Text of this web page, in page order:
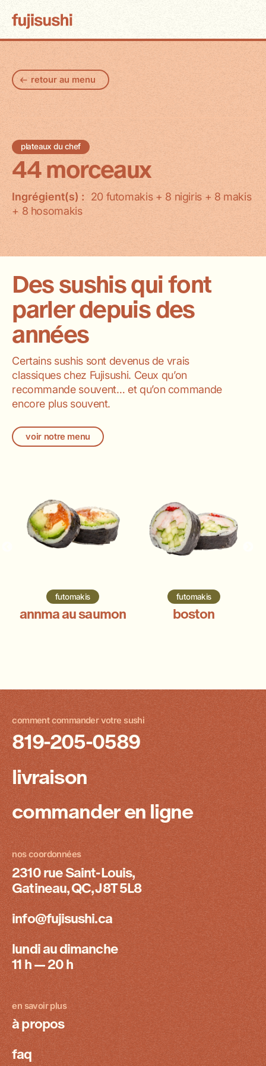
retour au menu
plateaux du chef
44 morceaux
Ingrégient(s) :
20 futomakis + 8 nigiris + 8 makis
+ 8 hosomakis
Des sushis qui font
parler depuis des
années
Certains sushis sont devenus de vrais
classiques chez Fujisushi. Ceux qu’on
recommande souvent… et qu’on commande
encore plus souvent.
voir notre menu
futomakis
annma au saumon
futomakis
boston
comment commander votre sushi
819-205-0589
livraison
commander en ligne
nos coordonnées
2310 rue Saint-Louis,
Gatineau, QC, J8T 5L8
info@fujisushi.ca
lundi au dimanche
11 h — 20 h
en savoir plus
à propos
faq